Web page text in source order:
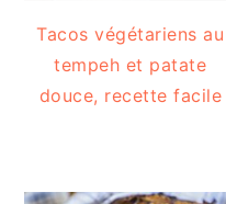
Tacos végétariens au
tempeh et patate
douce, recette facile